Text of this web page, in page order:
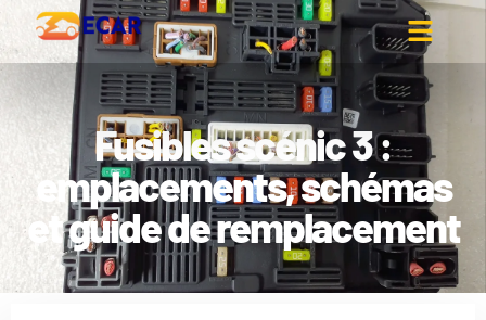
Fusibles scénic 3 :
emplacements, schémas
et guide de remplacement